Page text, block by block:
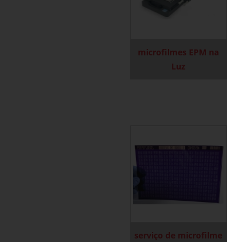
microfilmes EPM na
Luz
serviço de microfilme